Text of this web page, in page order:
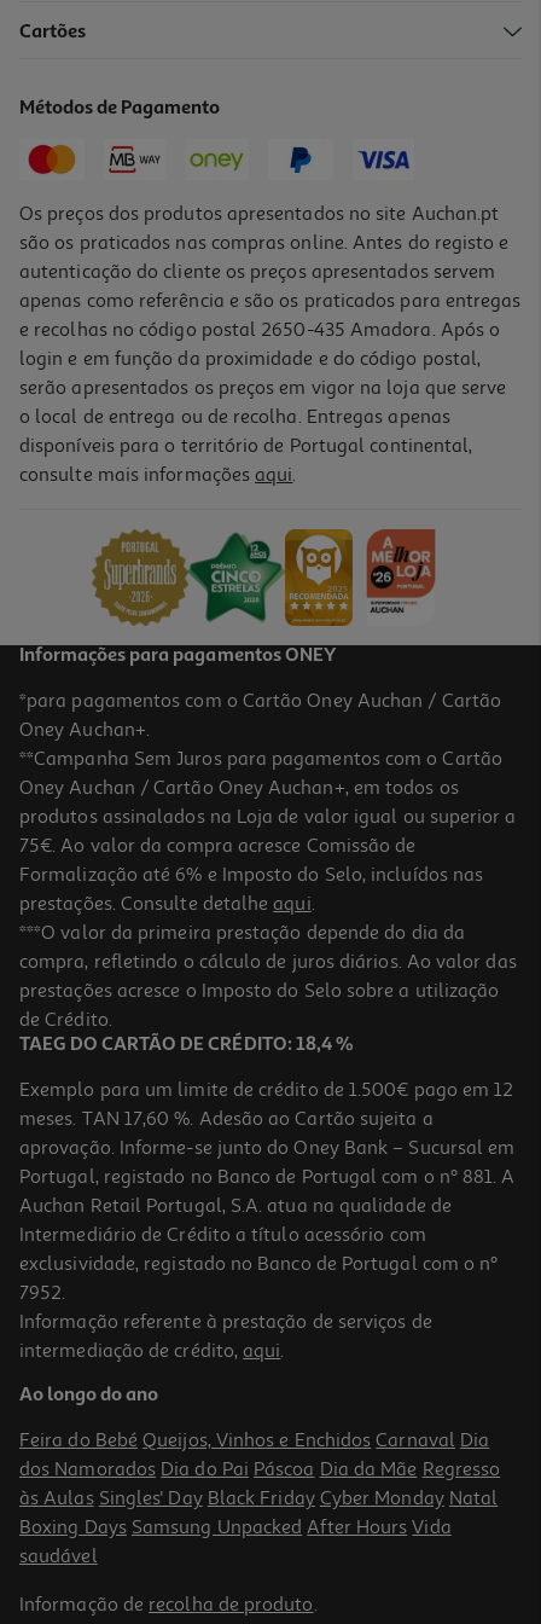
Price reduced from
6,87 €to
Promoção
-20%
Pensos Compeed Bolhas Sortido 5un
Price reduced from
-20%
Pensos Compeed Bolhas Pequenas 6un
1.16 €/un
Price reduced from
8,69 €to
6,95 €
Promoção
-20%
Pensos Compeed Bolhas Médias 10un
1.17 €/un
11,70 €
Promoção
Cartões
Métodos de Pagamento
Os preços dos produtos apresentados no site Auchan.pt
são os praticados nas compras online. Antes do registo e
autenticação do cliente os preços apresentados servem
apenas como referência e são os praticados para entregas
e recolhas no código postal 2650-435 Amadora. Após o
login e em função da proximidade e do código postal,
serão apresentados os preços em vigor na loja que serve
o local de entrega ou de recolha. Entregas apenas
disponíveis para o território de Portugal continental,
consulte mais informações aqui.
Informações para pagamentos ONEY
*para pagamentos com o Cartão Oney Auchan / Cartão
Oney Auchan+.
**Campanha Sem Juros para pagamentos com o Cartão
Oney Auchan / Cartão Oney Auchan+, em todos os
produtos assinalados na Loja de valor igual ou superior a
75€. Ao valor da compra acresce Comissão de
Formalização até 6% e Imposto do Selo, incluídos nas
prestações. Consulte detalhe aqui.
***O valor da primeira prestação depende do dia da
compra, refletindo o cálculo de juros diários. Ao valor das
prestações acresce o Imposto do Selo sobre a utilização
de Crédito.
TAEG DO CARTÃO DE CRÉDITO: 18,4 %
Exemplo para um limite de crédito de 1.500€ pago em 12
meses. TAN 17,60 %. Adesão ao Cartão sujeita a
aprovação. Informe-se junto do Oney Bank – Sucursal em
Portugal, registado no Banco de Portugal com o nº 881. A
Auchan Retail Portugal, S.A. atua na qualidade de
Intermediário de Crédito a título acessório com
exclusividade, registado no Banco de Portugal com o nº
7952.
Informação referente à prestação de serviços de
intermediação de crédito, aqui.
Ao longo do ano
Feira do Bebé Queijos, Vinhos e Enchidos Carnaval Dia
dos Namorados Dia do Pai Páscoa Dia da Mãe Regresso
às Aulas Singles' Day Black Friday Cyber Monday Natal
Boxing Days Samsung Unpacked After Hours Vida
saudável
Informação de recolha de produto.